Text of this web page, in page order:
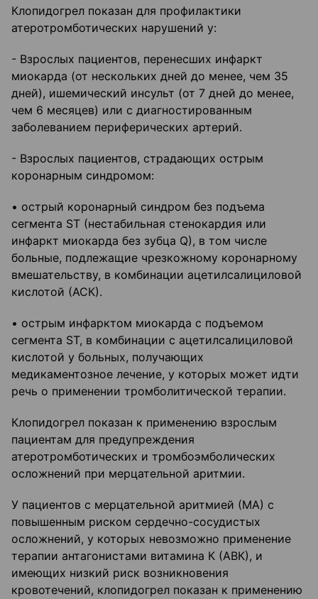
Клопидогрел показан для профилактики
атеротромботических нарушений у:
- Взрослых пациентов, перенесших инфаркт
миокарда (от нескольких дней до менее, чем 35
дней), ишемический инсульт (от 7 дней до менее,
чем 6 месяцев) или с диагностированным
заболеванием периферических артерий.
- Взрослых пациентов, страдающих острым
коронарным синдромом:
• острый коронарный синдром без подъема
сегмента ST (нестабильная стенокардия или
инфаркт миокарда без зубца Q), в том числе
больные, подлежащие чрезкожному коронарному
вмешательству, в комбинации ацетилсалициловой
кислотой (АСК).
• острым инфарктом миокарда с подъемом
сегмента ST, в комбинации с ацетилсалициловой
кислотой у больных, получающих
медикаментозное лечение, у которых может идти
речь о применении тромболитической терапии.
Клопидогрел показан к применению взрослым
пациентам для предупреждения
атеротромботических и тромбоэмболических
осложнений при мерцательной аритмии.
У пациентов с мерцательной аритмией (МА) с
повышенным риском сердечно-сосудистых
осложнений, у которых невозможно применение
терапии антагонистами витамина К (АВК), и
имеющих низкий риск возникновения
кровотечений, клопидогрел показан к применению